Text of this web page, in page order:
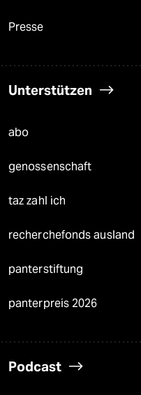
Presse
Unterstützen
abo
genossenschaft
taz zahl ich
recherchefonds ausland
panterstiftung
panterpreis 2026
Podcast